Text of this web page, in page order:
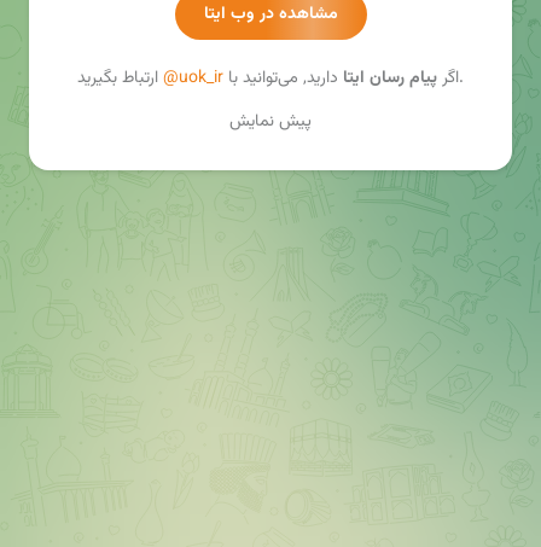
مشاهده در وب ایتا
اگرپیام رسان ایتا دارید, می‌توانید با @uok_ir
ارتباط بگیرید.
پیش نمایش